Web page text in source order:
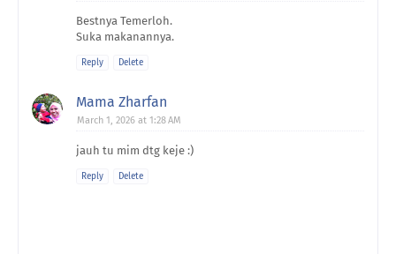
Bestnya Temerloh.
Suka makanannya.
Reply Delete
Mama Zharfan
March 1, 2026 at 1:28 AM
jauh tu mim dtg keje :)
Reply Delete